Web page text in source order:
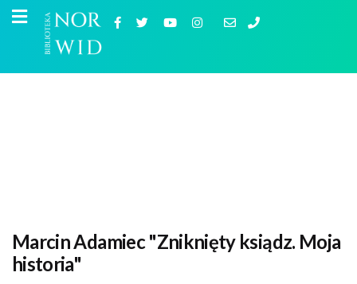
Marcin Adamiec "Zniknięty ksiądz. Moja
historia"